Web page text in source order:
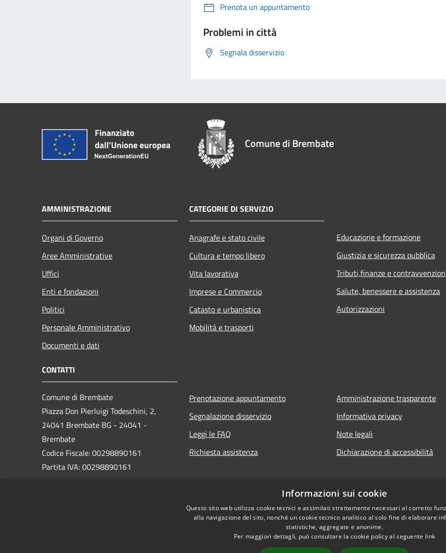
Prenota un appuntamento
Problemi in città
Segnala disservizio
Comune di Brembate
AMMINISTRAZIONE
Organi di Governo
Aree Amministrative
Uffici
Enti e fondazioni
Politici
Personale Amministrativo
Documenti e dati
CATEGORIE DI SERVIZIO
Anagrafe e stato civile
Cultura e tempo libero
Vita lavorativa
Imprese e Commercio
Catasto e urbanistica
Mobilità e trasporti
Educazione e formazione
Giustizia e sicurezza pubblica
Tributi,finanze e
Salute, benessere e assistenza
Autorizzazioni
CONTATTI
Comune di Brembate
Piazza Don Pierluigi Todeschini, 2,
24041 Brembate BG - 24041 -
Brembate
Codice Fiscale: 00298890161
Partita IVA: 00298890161
Prenotazione appuntamento
Segnalazione disservizio
Leggi le FAQ
Richiesta assistenza
Amministrazione trasparente
Informativa privacy
Note legali
Dichiarazione di accessibilità
Informazioni sui cookie
Questo sito web utilizza cookie tecnici e assimilati strettamente necessari al corretto
alla navigazione del sito, nonché un cookie tecnico analitico al solo fine di elaborare
statistiche, aggregate e anonime.
Per maggiori dettagli, può consultare la cookie policy al seguente link